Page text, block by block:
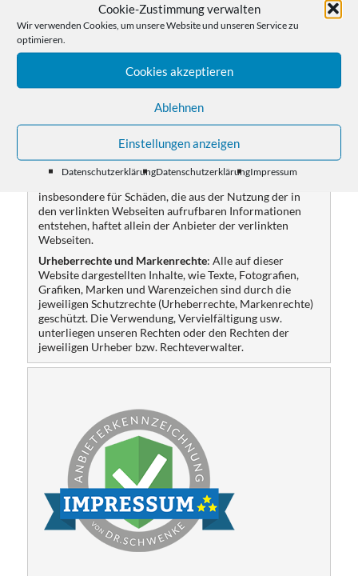
Cookie-Zustimmung verwalten
Wir verwenden Cookies, um unsere Website und unseren Service zu
optimieren.
Cookies akzeptieren
Ablehnen
Einstellungen anzeigen
DatenschutzerklärungDatenschutzerklärungImpressum
Dieses Impressum gilt auch für die folgenden Social-
Media-Präsenzen und Onlineprofile
https://www.xing.com/profile/Peter_Burgey
https://www.linkedin.com/in/interim-cio-peter-burgey/
Haftungs- und Urheberrechtshinweise
Links auf fremde Webseiten: Inhalte fremder Webseiten,
auf die wir direkt oder indirekt verweisen, liegen
außerhalb unseres Verantwortungsbereiches und
insbesondere für Schäden, die aus der Nutzung der in
den verlinkten Webseiten aufrufbaren Informationen
entstehen, haftet allein der Anbieter der verlinkten
Webseiten.
Urheberrechte und Markenrechte: Alle auf dieser
Website dargestellten Inhalte, wie Texte, Fotografien,
Grafiken, Marken und Warenzeichen sind durch die
jeweiligen Schutzrechte (Urheberrechte, Markenrechte)
geschützt. Die Verwendung, Vervielfältigung usw.
unterliegen unseren Rechten oder den Rechten der
jeweiligen Urheber bzw. Rechteverwalter.